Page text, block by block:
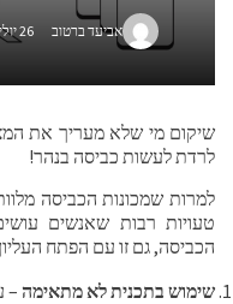
אביעד ברטוב 26 יולי, 2020
שיקום מי שלא מעריך את
לרדת לעשות כביסה בנהר!
למרות שמכונות הכביסה
טעויות רבות שאנשים
הכביסה, גם זו עם הפתח
שימוש בתכנית לא מתאימה –